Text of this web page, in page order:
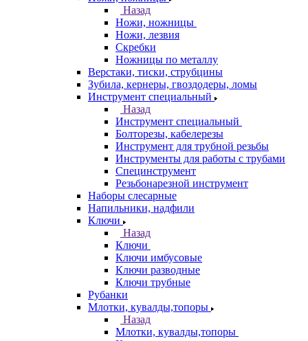
Назад
Ножи, ножницы
Ножи, лезвия
Скребки
Ножницы по металлу
Верстаки, тиски, струбцины
Зубила, кернеры, гвоздодеры, ломы
Инструмент специальный
Назад
Инструмент специальный
Болторезы, кабелерезы
Инструмент для трубной резьбы
Инструменты для работы с трубами
Специнструмент
Резьбонарезной инструмент
Наборы слесарные
Напильники, надфили
Ключи
Назад
Ключи
Ключи имбусовые
Ключи разводные
Ключи трубные
Рубанки
Млотки, кувалды,топоры
Назад
Млотки, кувалды,топоры